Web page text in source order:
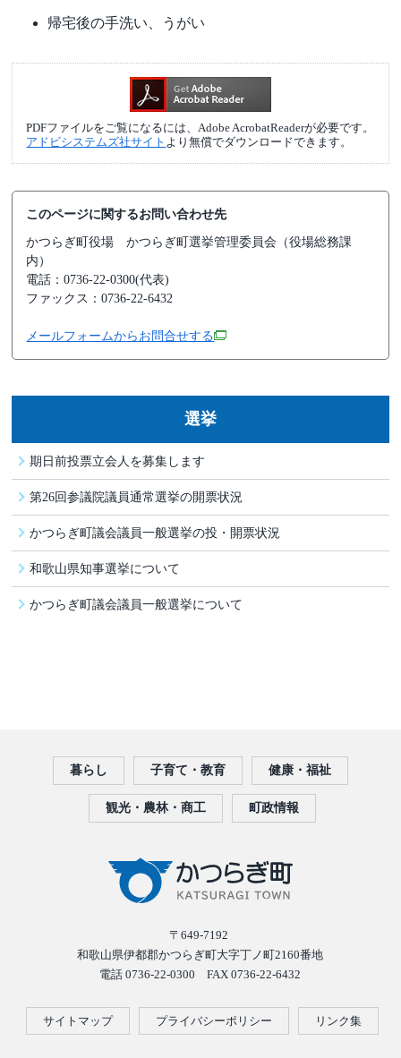
帰宅後の手洗い、うがい
PDFファイルをご覧になるには、Adobe AcrobatReaderが必要です。
アドビシステムズ社サイト より無償でダウンロードできます。
このページに関するお問い合わせ先
かつらぎ町役場かつらぎ町選挙管理委員会（役場総務課
内）
電話：0736-22-0300(代表)
ファックス：0736-22-6432
メールフォームからお問合せする
選挙
期日前投票立会人を募集します
第26回参議院議員通常選挙の開票状況
かつらぎ町議会議員一般選挙の投・開票状況
和歌山県知事選挙について
かつらぎ町議会議員一般選挙について
暮らし 子育て・教育 健康・福祉
観光・農林・商工 町政情報
〒649-7192
和歌山県伊都郡かつらぎ町大字丁ノ町2160番地
電話 0736-22-0300 FAX 0736-22-6432
サイトマップ プライバシーポリシー リンク集